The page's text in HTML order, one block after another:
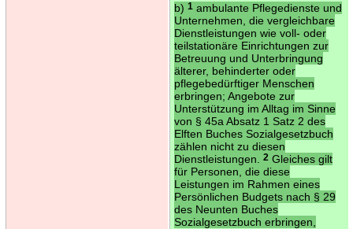
b) 1ambulante Pflegedienste und
Unternehmen, die vergleichbare
Dienstleistungen wie voll- oder
teilstationäre Einrichtungen zur
Betreuung und Unterbringung
älterer, behinderter oder
pflegebedürftiger Menschen
erbringen; Angebote zur
Unterstützung im Alltag im Sinne
von § 45a Absatz 1 Satz 2 des
Elften Buches Sozialgesetzbuch
zählen nicht zu diesen
Dienstleistungen.
2Gleiches gilt
für Personen, die diese
Leistungen im Rahmen eines
Persönlichen Budgets nach § 29
des Neunten Buches
Sozialgesetzbuch erbringen,